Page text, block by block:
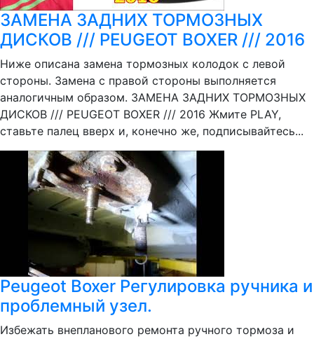
ЗАМЕНА ЗАДНИХ ТОРМОЗНЫХ
ДИСКОВ /// PEUGEOT BOXER /// 2016
Ниже описана замена тормозных колодок с левой
стороны. Замена с правой стороны выполняется
аналогичным образом. ЗАМЕНА ЗАДНИХ ТОРМОЗНЫХ
ДИСКОВ /// PEUGEOT BOXER /// 2016 Жмите PLAY,
ставьте палец вверх и, конечно же, подписывайтесь...
Peugeot Boxer Регулировка ручника и
проблемный узел.
Избежать внепланового ремонта ручного тормоза и